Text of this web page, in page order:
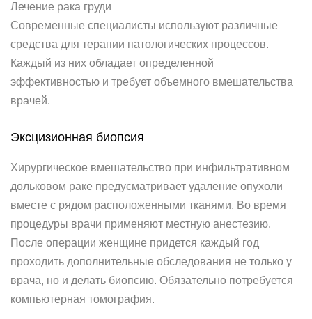
Лечение рака груди
Современные специалисты используют различные
средства для терапии патологических процессов.
Каждый из них обладает определенной
эффективностью и требует объемного вмешательства
врачей.
Эксцизионная биопсия
Хирургическое вмешательство при инфильтративном
дольковом раке предусматривает удаление опухоли
вместе с рядом расположенными тканями. Во время
процедуры врачи применяют местную анестезию.
После операции женщине придется каждый год
проходить дополнительные обследования не только у
врача, но и делать биопсию. Обязательно потребуется
компьютерная томография.